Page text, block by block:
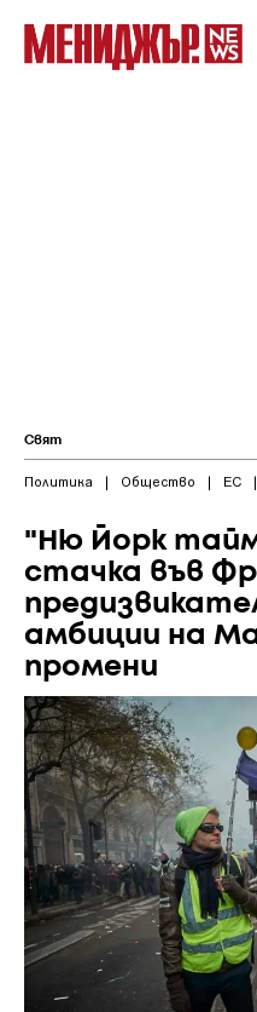
Свят
Политика | Общество | ЕС |
"Ню Йорк
стачка във
амбиции на
промени